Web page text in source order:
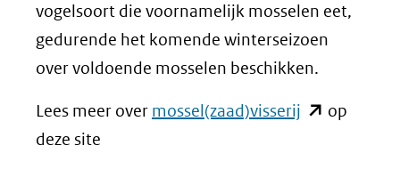
vogelsoort die voornamelijk mosselen eet,
gedurende het komende winterseizoen
over voldoende mosselen beschikken.
Lees meer over mossel(zaad)visserij (opent
op
deze site